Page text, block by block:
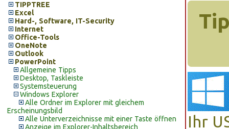
TIPPTREE
Excel
Hard-, Software, IT-Security
Internet
Office-Tools
OneNote
Outlook
PowerPoint
Allgemeine Tipps
Desktop, Taskleiste
Systemsteuerung
Windows Explorer
Alle Ordner im Explorer mit gleichem
Erscheinungsbild
Alle Unterverzeichnisse mit einer Taste öffnen
Anzeige im Explorer-Inhaltsbereich
Ihr